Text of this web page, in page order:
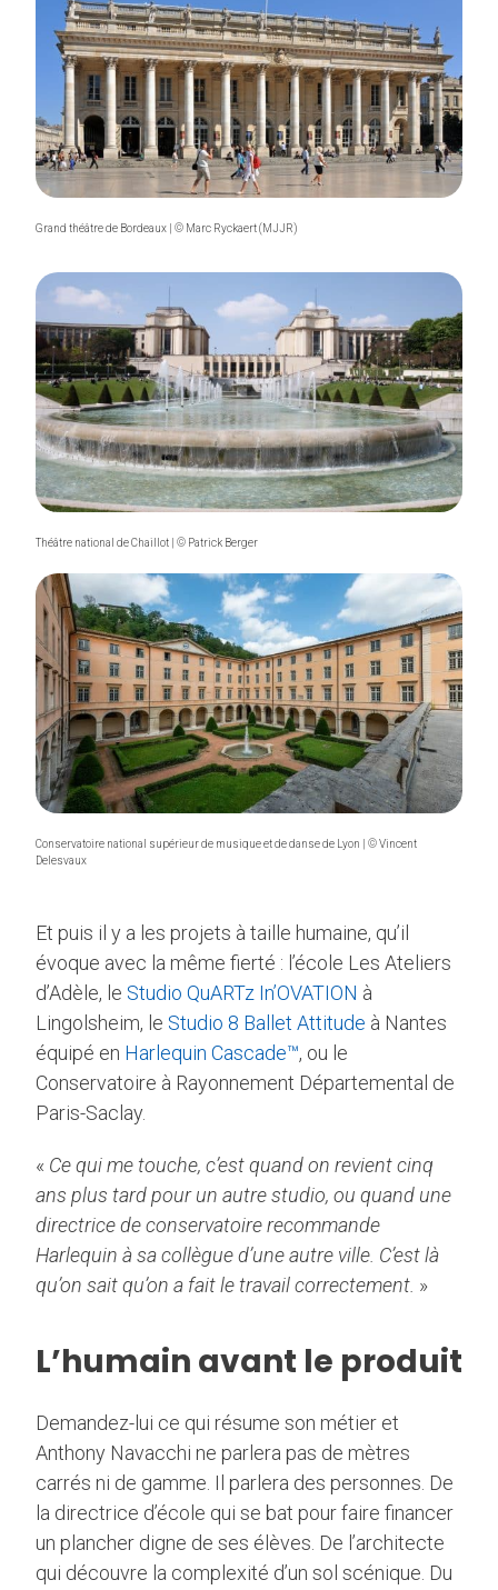
Grand théâtre de Bordeaux | © Marc Ryckaert (MJJR)
Théâtre national de Chaillot | © Patrick Berger
Conservatoire national supérieur de musique et de danse de Lyon | © Vincent
Delesvaux
Et puis il y a les projets à taille humaine, qu’il
évoque avec la même fierté : l’école Les Ateliers
d’Adèle, le Studio QuARTz In’OVATION à
Lingolsheim, le Studio 8 Ballet Attitude à Nantes
équipé en Harlequin Cascade™, ou le
Conservatoire à Rayonnement Départemental de
Paris-Saclay.
« Ce qui me touche, c’est quand on revient cinq
ans plus tard pour un autre studio, ou quand une
directrice de conservatoire recommande
Harlequin à sa collègue d’une autre ville. C’est là
qu’on sait qu’on a fait le travail correctement. »
L’humain avant le produit
Demandez-lui ce qui résume son métier et
Anthony Navacchi ne parlera pas de mètres
carrés ni de gamme. Il parlera des personnes. De
la directrice d’école qui se bat pour faire financer
un plancher digne de ses élèves. De l’architecte
qui découvre la complexité d’un sol scénique. Du